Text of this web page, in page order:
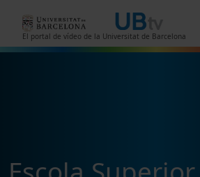
El portal de vídeo de la Universitat de Barcelona